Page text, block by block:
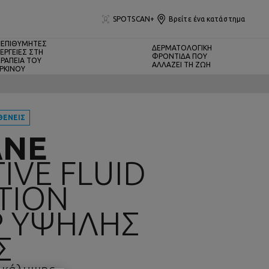
SPOTSCAN+ Βρείτε ένα κατάστημα
ΣΤΗ
ΤΟΥ
ΔΕΡΜΑΤΟΛΟΓΙΚΗ
ΦΡΟΝΤΙΔΑ ΠΟΥ
ΑΛΛΑΖΕΙ ΤΗ ΖΩΗ
FLUID
ΥΨΗΛΗΣ